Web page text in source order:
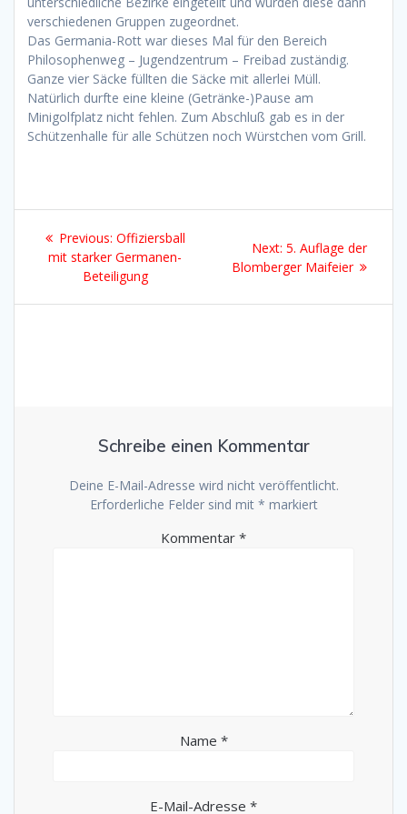
verschiedenen Gruppen zugeordnet.
Das Germania-Rott war dieses Mal für den Bereich
Philosophenweg – Jugendzentrum – Freibad zuständig.
Ganze vier Säcke füllten die Säcke mit allerlei Müll.
Natürlich durfte eine kleine (Getränke-)Pause am
Minigolfplatz nicht fehlen. Zum Abschluß gab es in der
Schützenhalle für alle Schützen noch Würstchen vom Grill.
Beitragsnavigation
Previous: Previous
post:
Offiziersball
mit starker Germanen-
Beteiligung
Next: Next
post:
5. Auflage der
Blomberger Maifeier
Schreibe einen Kommentar
Deine E-Mail-Adresse wird nicht veröffentlicht.
Erforderliche Felder sind mit * markiert
Kommentar *
Name *
E-Mail-Adresse *